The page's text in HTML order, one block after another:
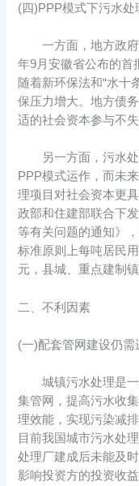
(四)PPP模式下污水
一方面，地方政府
年9月安徽省公布的首
随着新环保法和“水十
保压力增大。地方债
适的社会资本参与不
另一方面，污水处
PPP模式运作，而未
理项目对社会资本更
政部和住建部联合下
等有关问题的通知》
标准原则上每吨居民
元，县城、重点建制
二、不利因素
(一)配套管网建设仍需
城镇污水处理是一
集管网，提高污水收
理效能，实现污染减
目前我国城市污水处
处理厂建成后未能及
影响投资方的投资收